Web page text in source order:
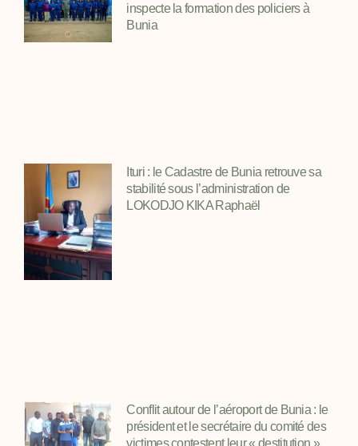
inspecte la formation des policiers à
Bunia
Ituri : le Cadastre de Bunia retrouve sa
stabilité sous l’administration de
LOKODJO KIKA Raphaël
Conflit autour de l’aéroport de Bunia : le
président et le secrétaire du comité des